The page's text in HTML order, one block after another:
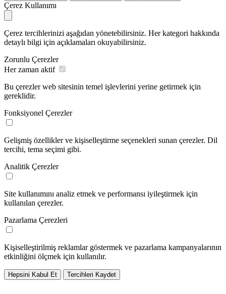
Çerez Kullanımı
Çerez tercihlerinizi aşağıdan yönetebilirsiniz. Her kategori hakkında
detaylı bilgi için açıklamaları okuyabilirsiniz.
Zorunlu Çerezler
Her zaman aktif
Bu çerezler web sitesinin temel işlevlerini yerine getirmek için
gereklidir.
Fonksiyonel Çerezler
Gelişmiş özellikler ve kişiselleştirme seçenekleri sunan çerezler. Dil
tercihi, tema seçimi gibi.
Analitik Çerezler
Site kullanımını analiz etmek ve performansı iyileştirmek için
kullanılan çerezler.
Pazarlama Çerezleri
Kişiselleştirilmiş reklamlar göstermek ve pazarlama kampanyalarının
etkinliğini ölçmek için kullanılır.
Hepsini Kabul Et Tercihleri Kaydet